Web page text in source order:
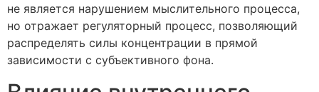
не является нарушением мыслительного процесса,
но отражает регуляторный процесс, позволяющий
распределять силы концентрации в прямой
зависимости с субъективного фона.